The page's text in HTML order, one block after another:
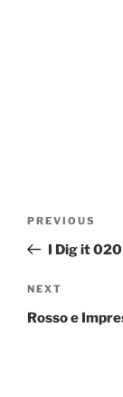
Previous
Post
PREVIOUS
I Dig it 020
Next
Post
NEXT
Rosso e